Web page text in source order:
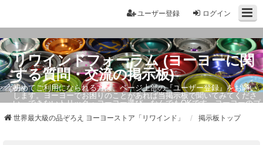
ログイン
ユーザー登録
リワインドフォーラム (ヨーヨーに関
する質問・交流の掲示板)
初めてご利用になられる方は、ページ上部の『ユーザー登録』をお願い
します。ヨーヨーでお困りのことがあれば当掲示板で聞いてみてくださ
い。できないトリック・ヨーヨー選び、なんでもOKです。ヨーヨーのプ
世界最大級の品ぞろえ ヨーヨーストア「リワインド」 掲示板トップ